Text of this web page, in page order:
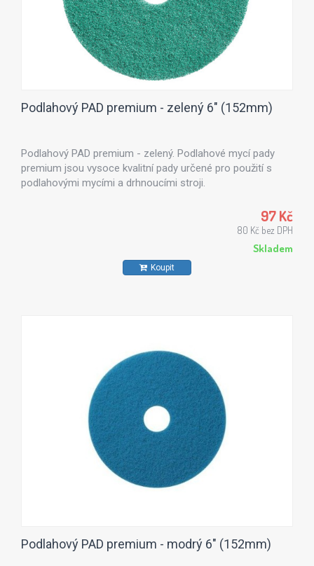
Podlahový PAD premium - zelený 6" (152mm)
Podlahový PAD premium - zelený. Podlahové mycí pady
premium jsou vysoce kvalitní pady určené pro použití s
podlahovými mycími a drhnoucími stroji.
97 Kč
80 Kč bez DPH
Skladem
Koupit
Podlahový PAD premium - modrý 6" (152mm)